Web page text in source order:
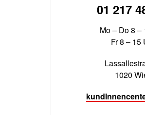
01 217
Mo – Do 8 –
Fr 8 – 15
1020